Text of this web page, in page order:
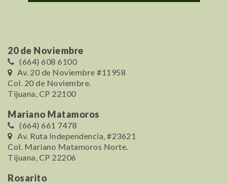
20 de Noviembre
(664) 608 6100
Av. 20 de Noviembre #11958
Col. 20 de Noviembre.
Tijuana, CP 22100
Mariano Matamoros
(664) 661 7478
Av. Ruta Independencia, #23621
Col. Mariano Matamoros Norte.
Tijuana, CP 22206
Rosarito